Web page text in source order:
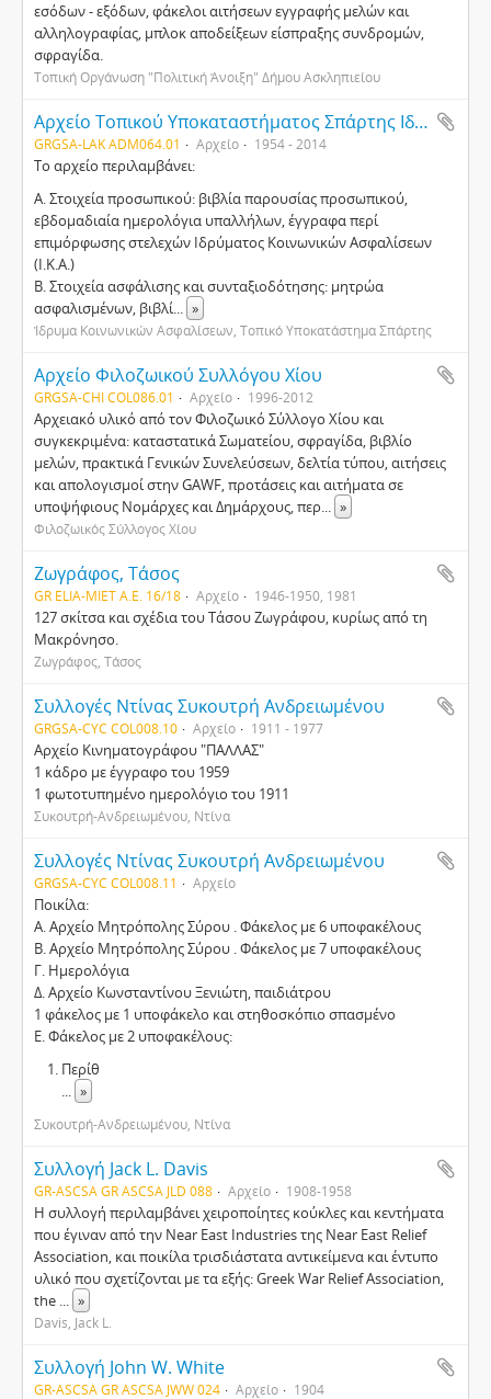
εσόδων - εξόδων, φάκελοι αιτήσεων εγγραφής μελών και
αλληλογραφίας, μπλοκ αποδείξεων είσπραξης συνδρομών,
σφραγίδα.
Τοπική Οργάνωση "Πολιτική Άνοιξη" Δήμου Ασκληπιείου
Αρχείο Τοπικού Υποκαταστήματος Σπάρτης Ιδρύματος Κοινωνικών Ασφαλίσεων (Ι.Κ.Α.-Ε.Τ.Α.Μ.)
GRGSA-LAK ADM064.01 Αρχείο 1954 - 2014
Το αρχείο περιλαμβάνει:
Α. Στοιχεία προσωπικού: βιβλία παρουσίας προσωπικού,
εβδομαδιαία ημερολόγια υπαλλήλων, έγγραφα περί
επιμόρφωσης στελεχών Ιδρύματος Κοινωνικών Ασφαλίσεων
(Ι.Κ.Α.)
Β. Στοιχεία ασφάλισης και συνταξιοδότησης: μητρώα
ασφαλισμένων, βιβλί... »
Ίδρυμα Κοινωνικών Ασφαλίσεων, Τοπικό Υποκατάστημα Σπάρτης
Αρχείο Φιλοζωικού Συλλόγου Χίου
GRGSA-CHI COL086.01 Αρχείο 1996-2012
Αρχειακό υλικό από τον Φιλοζωικό Σύλλογο Χίου και
συγκεκριμένα: καταστατικά Σωματείου, σφραγίδα, βιβλίο
μελών, πρακτικά Γενικών Συνελεύσεων, δελτία τύπου, αιτήσεις
και απολογισμοί στην GAWF, προτάσεις και αιτήματα σε
υποψήφιους Νομάρχες και Δημάρχους, περ... »
Φιλοζωικός Σύλλογος Χίου
Ζωγράφος, Τάσος
GR ELIA-MIET Α.Ε. 16/18 Αρχείο 1946-1950, 1981
127 σκίτσα και σχέδια του Τάσου Ζωγράφου, κυρίως από τη
Μακρόνησο.
Ζωγράφος, Τάσος
Συλλογές Ντίνας Συκουτρή Ανδρειωμένου
GRGSA-CYC COL008.10 Αρχείο 1911 - 1977
Αρχείο Κινηματογράφου "ΠΑΛΛΑΣ"
1 κάδρο με έγγραφο του 1959
1 φωτοτυπημένο ημερολόγιο του 1911
Συκουτρή-Ανδρειωμένου, Ντίνα
Συλλογές Ντίνας Συκουτρή Ανδρειωμένου
GRGSA-CYC COL008.11 Αρχείο
Ποικίλα:
Α. Αρχείο Μητρόπολης Σύρου . Φάκελος με 6 υποφακέλους
Β. Αρχείο Μητρόπολης Σύρου . Φάκελος με 7 υποφακέλους
Γ. Ημερολόγια
Δ. Αρχείο Κωνσταντίνου Ξενιώτη, παιδιάτρου
1 φάκελος με 1 υποφάκελο και στηθοσκόπιο σπασμένο
Ε. Φάκελος με 2 υποφακέλους:
Περίθ
... »
Συκουτρή-Ανδρειωμένου, Ντίνα
Συλλογή Jack L. Davis
GR-ASCSA GR ASCSA JLD 088 Αρχείο 1908-1958
Η συλλογή περιλαμβάνει χειροποίητες κούκλες και κεντήματα
που έγιναν από την Near East Industries της Near East Relief
Association, και ποικίλα τρισδιάστατα αντικείμενα και έντυπο
υλικό που σχετίζονται με τα εξής: Greek War Relief Association,
the ... »
Davis, Jack L.
Συλλογή John W. White
GR-ASCSA GR ASCSA JWW 024 Αρχείο 1904